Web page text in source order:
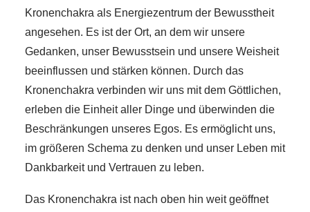
Kronenchakra als Energiezentrum der Bewusstheit
angesehen. Es ist der Ort, an dem wir unsere
Gedanken, unser Bewusstsein und unsere Weisheit
beeinflussen und stärken können. Durch das
Kronenchakra verbinden wir uns mit dem Göttlichen,
erleben die Einheit aller Dinge und überwinden die
Beschränkungen unseres Egos. Es ermöglicht uns,
im größeren Schema zu denken und unser Leben mit
Dankbarkeit und Vertrauen zu leben.
Das Kronenchakra ist nach oben hin weit geöffnet